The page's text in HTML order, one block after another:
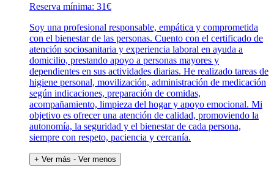
Reserva mínima: 31€
Soy una profesional responsable, empática y comprometida
con el bienestar de las personas. Cuento con el certificado de
atención sociosanitaria y experiencia laboral en ayuda a
domicilio, prestando apoyo a personas mayores y
dependientes en sus actividades diarias. He realizado tareas de
higiene personal, movilización, administración de medicación
según indicaciones, preparación de comidas,
acompañamiento, limpieza del hogar y apoyo emocional. Mi
objetivo es ofrecer una atención de calidad, promoviendo la
autonomía, la seguridad y el bienestar de cada persona,
siempre con respeto, paciencia y cercanía.
+ Ver más - Ver menos